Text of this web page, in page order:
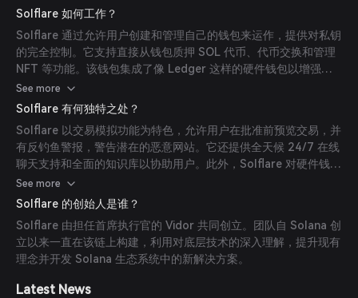
Solflare 如何工作？
Solflare 通过允许用户创建和管理自己的钱包来运作，提供对私钥
的完全控制。它支持直接从钱包质押 SOL 代币、代币交换和管理
NFT 等功能。该钱包集成了像 Ledger 这样的硬件钱包以增强安
全性，并提供交易模拟和反钓鱼机制等功能，以保护用户免受恶意
活动的影响。
See more
Solflare 有何独特之处？
Solflare 以交易模拟功能为特色，允许用户在批准前预览交易，并
有反钓鱼警报，警告潜在的恶意网站。它还提供全天候 24/7 在线
聊天支持和全面的知识库以协助用户。此外，Solflare 对硬件钱包
的整合及其安全承诺，使其成为管理 Solana 资产的可靠选择。
See more
Solflare 的创始人是谁？
Solflare 由担任首席执行官的 Vidor 共同创立。团队自 Solana 创
立以来一直在该链上构建，利用对底层技术的深入理解，提升现有
理念并开发 Solana 生态系统中的新解决方案。
Latest News